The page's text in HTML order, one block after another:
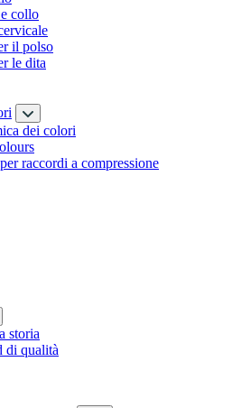
collo
il polso
le dita
dei colori
raccordi a compressione
storia
di qualità